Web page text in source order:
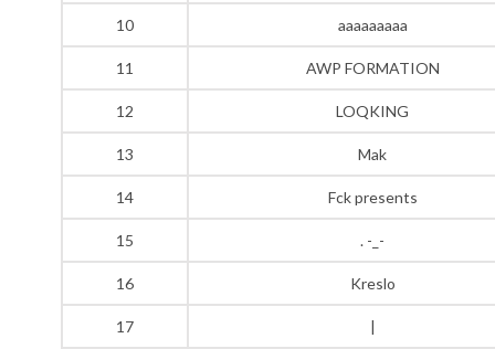
10 aaaaaaaaa
11 AWP FORMATION
12 LOQKING
13 Mak
14 Fck presents
15 . -_-
16 Kreslo
17 |